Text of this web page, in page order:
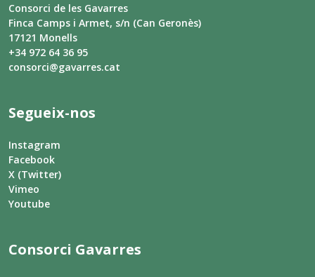
Consorci de les Gavarres
Finca Camps i Armet, s/n (Can Geronès)
17121 Monells
+34 972 64 36 95
consorci@gavarres.cat
Segueix-nos
Instagram
Facebook
X (Twitter)
Vimeo
Youtube
Consorci Gavarres